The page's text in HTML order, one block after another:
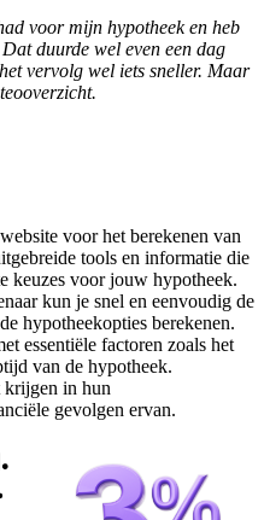
voor mijn hypotheek en heb
duurde wel even een dag
vervolg wel iets sneller. Maar
voor het berekenen van
tools en informatie die
keuzes voor jouw hypotheek.
kun je snel en eenvoudig de
hypotheekopties berekenen.
essentiële factoren zoals het
van de hypotheek.
krijgen in hun
gevolgen ervan.